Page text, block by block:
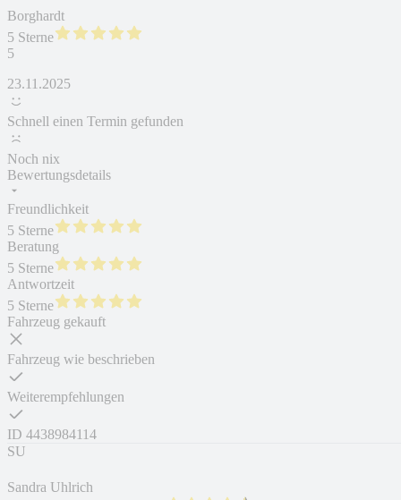
Borghardt
5 Sterne
5
23.11.2025
Schnell einen Termin gefunden
Noch nix
Bewertungsdetails
Freundlichkeit
5 Sterne
Beratung
5 Sterne
Antwortzeit
5 Sterne
Fahrzeug gekauft
Fahrzeug wie beschrieben
Weiterempfehlungen
ID 4438984114
SU
Sandra Uhlrich